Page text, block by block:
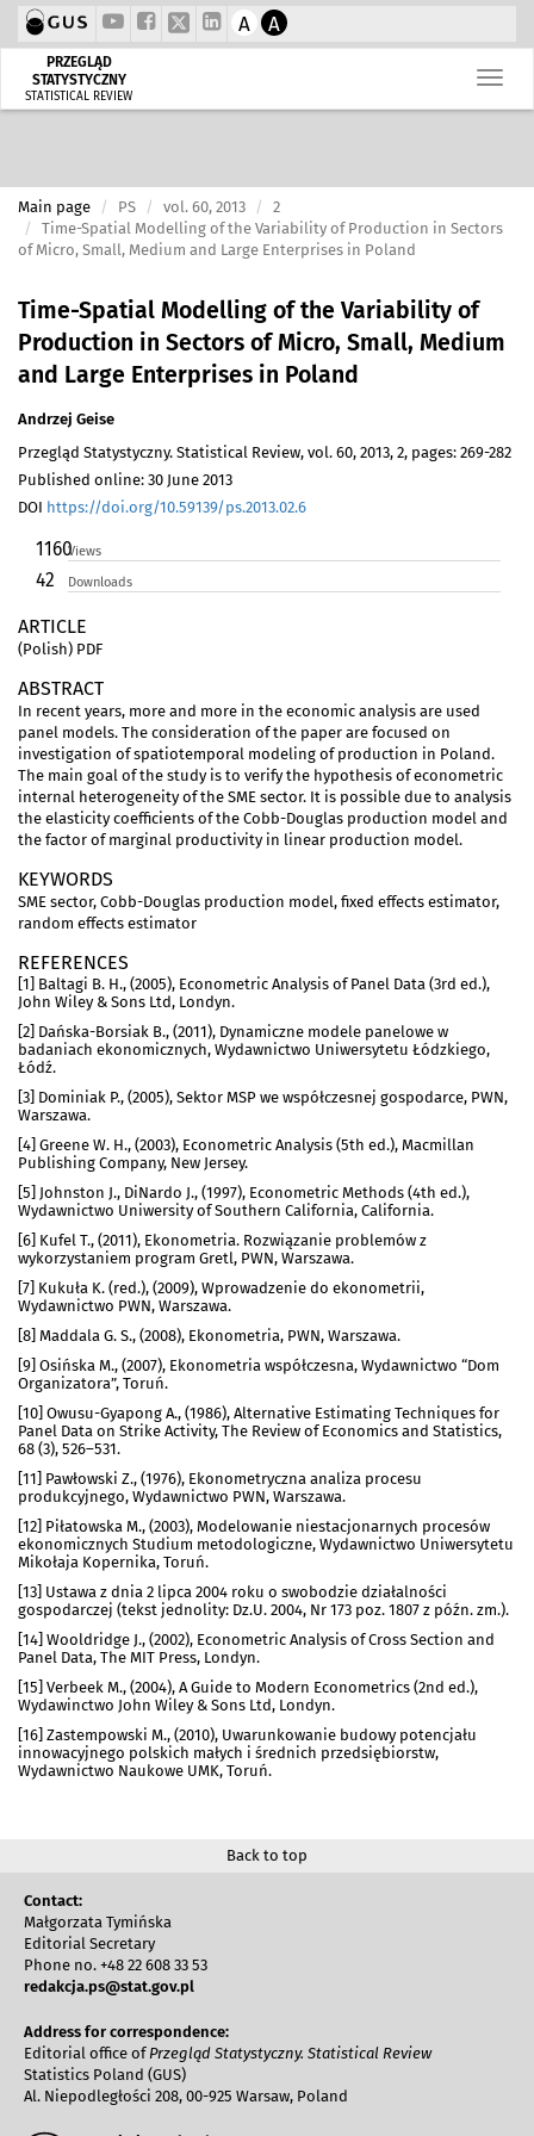
A A
PRZEGLĄD
STATYSTYCZNY
STATISTICAL REVIEW
Main page PS vol. 60, 2013
2
Time-Spatial Modelling of the Variability of Production in Sectors
of Micro, Small, Medium and Large Enterprises in Poland
Time-Spatial Modelling of the Variability of
Production in Sectors of Micro, Small, Medium
and Large Enterprises in Poland
Andrzej Geise
Przegląd Statystyczny. Statistical Review, vol. 60, 2013, 2, pages: 269-282
Published online: 30 June 2013
DOI https://doi.org/10.59139/ps.2013.02.6
1160Views
42 Downloads
ARTICLE
(Polish) PDF
ABSTRACT
In recent years, more and more in the economic analysis are used
panel models. The consideration of the paper are focused on
investigation of spatiotemporal modeling of production in Poland.
The main goal of the study is to verify the hypothesis of econometric
internal heterogeneity of the SME sector. It is possible due to analysis
the elasticity coefficients of the Cobb-Douglas production model and
the factor of marginal productivity in linear production model.
KEYWORDS
SME sector, Cobb-Douglas production model, fixed effects estimator,
random effects estimator
REFERENCES
[1] Baltagi B. H., (2005), Econometric Analysis of Panel Data (3rd ed.),
John Wiley & Sons Ltd, Londyn.
[2] Dańska-Borsiak B., (2011), Dynamiczne modele panelowe w
badaniach ekonomicznych, Wydawnictwo Uniwersytetu Łódzkiego,
Łódź.
[3] Dominiak P., (2005), Sektor MSP we współczesnej gospodarce, PWN,
Warszawa.
[4] Greene W. H., (2003), Econometric Analysis (5th ed.), Macmillan
Publishing Company, New Jersey.
[5] Johnston J., DiNardo J., (1997), Econometric Methods (4th ed.),
Wydawnictwo Uniwersity of Southern California, California.
[6] Kufel T., (2011), Ekonometria. Rozwiązanie problemów z
wykorzystaniem program Gretl, PWN, Warszawa.
[7] Kukuła K. (red.), (2009), Wprowadzenie do ekonometrii,
Wydawnictwo PWN, Warszawa.
[8] Maddala G. S., (2008), Ekonometria, PWN, Warszawa.
[9] Osińska M., (2007), Ekonometria współczesna, Wydawnictwo “Dom
Organizatora”, Toruń.
[10] Owusu-Gyapong A., (1986), Alternative Estimating Techniques for
Panel Data on Strike Activity, The Review of Economics and Statistics,
68 (3), 526–531.
[11] Pawłowski Z., (1976), Ekonometryczna analiza procesu
produkcyjnego, Wydawnictwo PWN, Warszawa.
[12] Piłatowska M., (2003), Modelowanie niestacjonarnych procesów
ekonomicznych Studium metodologiczne, Wydawnictwo Uniwersytetu
Mikołaja Kopernika, Toruń.
[13] Ustawa z dnia 2 lipca 2004 roku o swobodzie działalności
gospodarczej (tekst jednolity: Dz.U. 2004, Nr 173 poz. 1807 z późn. zm.).
[14] Wooldridge J., (2002), Econometric Analysis of Cross Section and
Panel Data, The MIT Press, Londyn.
[15] Verbeek M., (2004), A Guide to Modern Econometrics (2nd ed.),
Wydawinctwo John Wiley & Sons Ltd, Londyn.
[16] Zastempowski M., (2010), Uwarunkowanie budowy potencjału
innowacyjnego polskich małych i średnich przedsiębiorstw,
Wydawnictwo Naukowe UMK, Toruń.
Back to top
Contact:
Małgorzata Tymińska
Editorial Secretary
Phone no. +48 22 608 33 53
redakcja.ps@stat.gov.pl
Address for correspondence:
Editorial office ofPrzegląd Statystyczny. Statistical Review
Statistics Poland (GUS)
Al. Niepodległości 208, 00-925 Warsaw, Poland